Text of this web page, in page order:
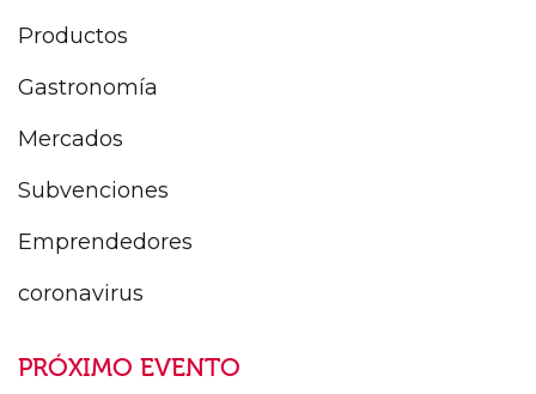
Productos
Gastronomía
Mercados
Subvenciones
Emprendedores
coronavirus
PRÓXIMO EVENTO